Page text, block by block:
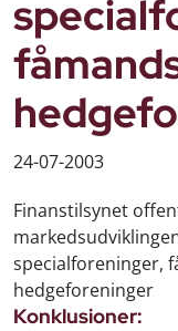
24-07-2003
Finanstilsynet
specialforeninger,
hedgeforeninger
Konklusioner: